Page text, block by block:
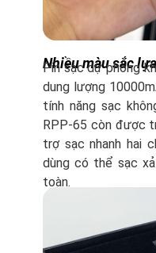
Nhiều màu sắc
Pin sạc dự phòng
dung lượng
tính năng sạc
RPP-65 còn được
trợ sạc nhanh hai
dùng có thể sạc
toàn.